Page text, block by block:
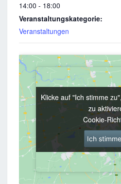
14:00 - 18:00
Veranstaltungskategorie:
Veranstaltungen
Klicke auf "Ich stimme
zu
Cookie-
Ich
Klicke auf "Ich stimme
zu
Cookie-
Ich